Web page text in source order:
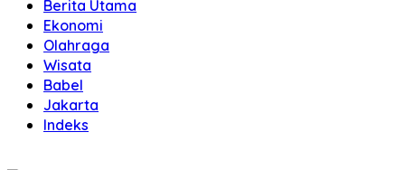
Berita Utama
Ekonomi
Olahraga
Wisata
Babel
Jakarta
Indeks